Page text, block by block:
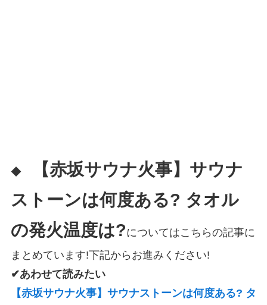
◆
【赤坂サウナ火事】サウナ
ストーンは何度ある? タオル
の発火温度は?についてはこちらの記事に
まとめています!下記からお進みください!
✔あわせて読みたい
【赤坂サウナ火事】サウナストーンは何度ある? タ